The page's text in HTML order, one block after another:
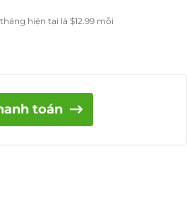
hiện tại là $12.99mỗi
toán